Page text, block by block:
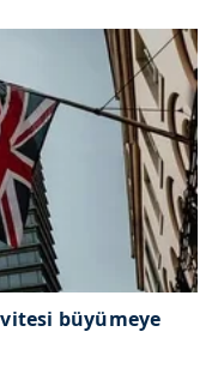
büyümeye